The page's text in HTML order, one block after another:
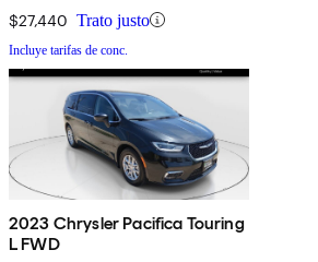
$27,440 Trato justo
Incluye tarifas de conc.
2023 Chrysler Pacifica Touring
L FWD